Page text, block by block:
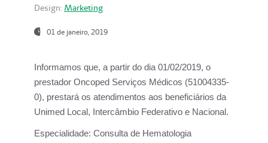
Design: Marketing
01 de janeiro, 2019
Informamos que, a partir do dia 01/02/2019, o
prestador Oncoped Serviços Médicos (51004335-
0), prestará os atendimentos aos beneficiários da
Unimed Local, Intercâmbio Federativo e Nacional.
Especialidade: Consulta de Hematologia